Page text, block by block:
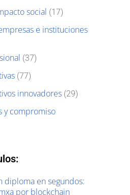
social (17)
e instituciones
(37)
(77)
innovadores (29)
y compromiso
diploma en segundos:
por blockchain